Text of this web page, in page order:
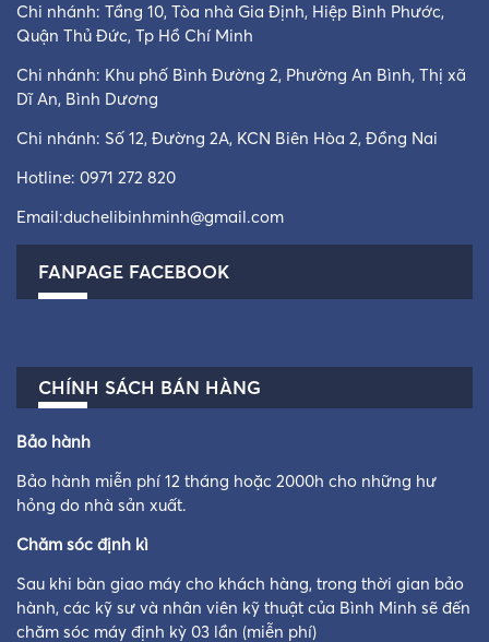
Chi nhánh: Tầng 10, Tòa nhà Gia Định, Hiệp Bình Phước,
Quận Thủ Đức, Tp Hồ Chí Minh
Chi nhánh: Khu phố Bình Đường 2, Phường An Bình, Thị xã
Dĩ An, Bình Dương
Chi nhánh: Số 12, Đường 2A, KCN Biên Hòa 2, Đồng Nai
Hotline: 0971 272 820
Email:duchelibinhminh@gmail.com
FANPAGE FACEBOOK
CHÍNH SÁCH BÁN HÀNG
Bảo hành
Bảo hành miễn phí 12 tháng hoặc 2000h cho những hư
hỏng do nhà sản xuất.
Chăm sóc định kì
Sau khi bàn giao máy cho khách hàng, trong thời gian bảo
hành, các kỹ sư và nhân viên kỹ thuật của Bình Minh sẽ đến
chăm sóc máy định kỳ 03 lần (miễn phí)